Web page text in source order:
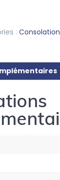
: Consolation